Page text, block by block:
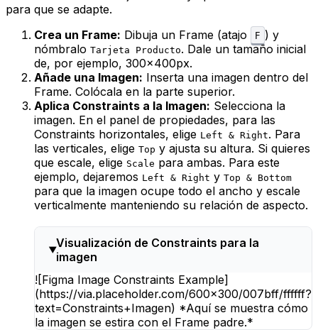
para que se adapte.
Crea un Frame: Dibuja un Frame (atajo F ) y
nómbralo Tarjeta Producto. Dale un tamaño inicial
de, por ejemplo, 300x400px.
Añade una Imagen: Inserta una imagen dentro del
Frame. Colócala en la parte superior.
Aplica Constraints a la Imagen: Selecciona la
imagen. En el panel de propiedades, para las
Constraints horizontales, elige Left & Right. Para
las verticales, elige Top y ajusta su altura. Si quieres
que escale, elige Scale para ambas. Para este
ejemplo, dejaremos Left & Right y Top & Bottom
para que la imagen ocupe todo el ancho y escale
verticalmente manteniendo su relación de aspecto.
Visualización de Constraints para la
imagen
![Figma Image Constraints Example]
(https://via.placeholder.com/600x300/007bff/ffffff?
text=Constraints+Imagen) *Aquí se muestra cómo
la imagen se estira con el Frame padre.*